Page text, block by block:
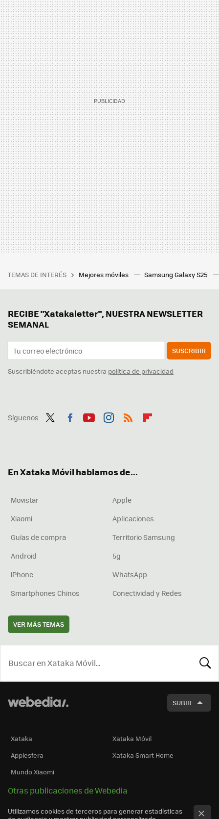
TEMAS DE INTERÉS Mejores móviles Samsung Galaxy S25
RECIBE "Xatakaletter", NUESTRA NEWSLETTER
SEMANAL
SUSCRIBIR
Suscribiéndote aceptas nuestra política de privacidad
Síguenos
En Xataka Móvil hablamos de...
Movistar
Apple
Xiaomi
Aplicaciones
Guías de compra
Territorio Samsung
Android
5g
iPhone
WhatsApp
Smartphones Chinos
Conectividad y Redes
VER MÁS TEMAS
SUBIR
Xataka
Xataka Móvil
Applesfera
Xataka Smart Home
Mundo Xiaomi
Otras publicaciones de Webedia
Utilizamos cookies de terceros para generar estadísticas